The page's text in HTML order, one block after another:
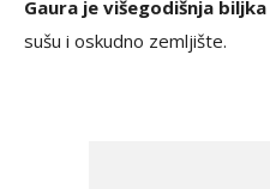
Gaura je višegodišnja biljka
sušu i oskudno zemljište.